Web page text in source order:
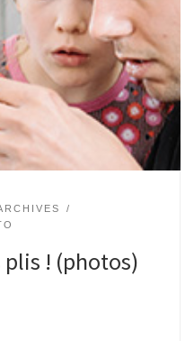
Le samedi 31 mai 2014, à
de Watermael-Boitsfort,
gratuit et […]
plis ! (photos)